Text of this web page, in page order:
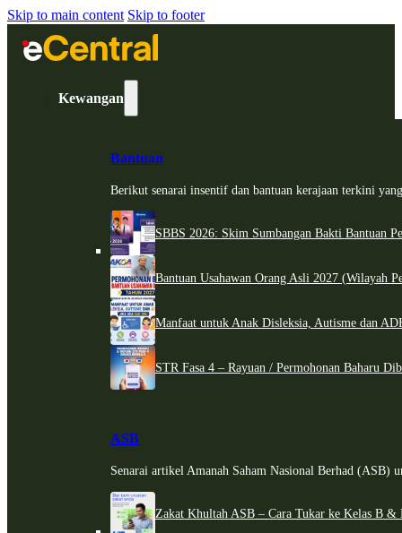
Skip to main content Skip to footer
Kewangan
Bantuan
Berikut senarai insentif dan bantuan kerajaan terkini
SBBS 2026: Skim Sumbangan Bakti Bantuan
Bantuan Usahawan Orang Asli 2027 (Wilayah
Manfaat untuk Anak Disleksia, Autisme dan
STR Fasa 4 – Rayuan / Permohonan Baharu
ASB
Senarai artikel Amanah Saham Nasional Berhad (ASB)
Zakat Khultah ASB – Cara Tukar ke Kelas B &